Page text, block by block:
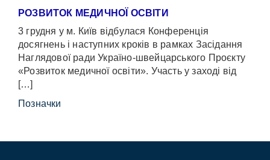
РОЗВИТОК МЕДИЧНОЇ ОСВІТИ
3 грудня у м. Київ відбулася Конференція
досягнень і наступних кроків в рамках Засідання
Наглядової ради Україно-швейцарського Проєкту
«Розвиток медичної освіти». Участь у заході від
[…]
Позначки